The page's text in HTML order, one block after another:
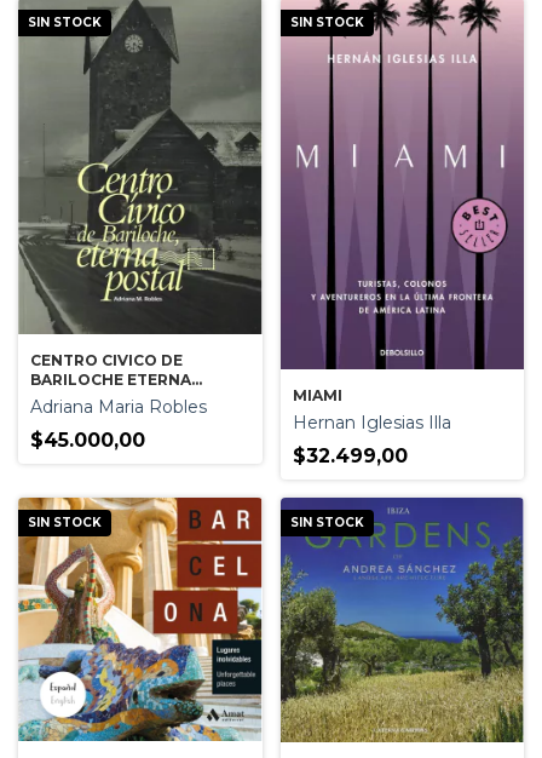
SIN STOCK
CENTRO CIVICO DE
BARILOCHE ETERNA
POSTAL
Adriana Maria Robles
$45.000,00
SIN STOCK
MIAMI
Hernan Iglesias Illa
$32.499,00
SIN STOCK SIN STOCK